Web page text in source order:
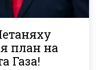
план на
Газа!